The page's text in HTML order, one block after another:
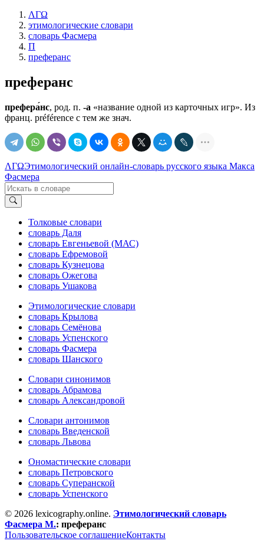
ΛΓΩ
этимологические словари
словарь Фасмера
П
преферанс
преферанс
префера́нс, род. п. -а «название одной из карточных игр». Из
франц. préférence с тем же знач.
ΛΓΩЭтимологический онлайн-словарь русского языка Макса
Фасмера
Толковые словари
словарь Даля
словарь Евгеньевой (МАС)
словарь Ефремовой
словарь Кузнецова
словарь Ожегова
словарь Ушакова
Этимологические словари
словарь Крылова
словарь Семёнова
словарь Успенского
словарь Фасмера
словарь Шанского
Словари синонимов
словарь Абрамова
словарь Александровой
Словари антонимов
словарь Введенской
словарь Львова
Ономастические словари
словарь Петровского
словарь Суперанской
словарь Успенского
© 2026 lexicography.online. Этимологический словарь
Фасмера М.: преферанс
Пользовательское соглашениеКонтакты